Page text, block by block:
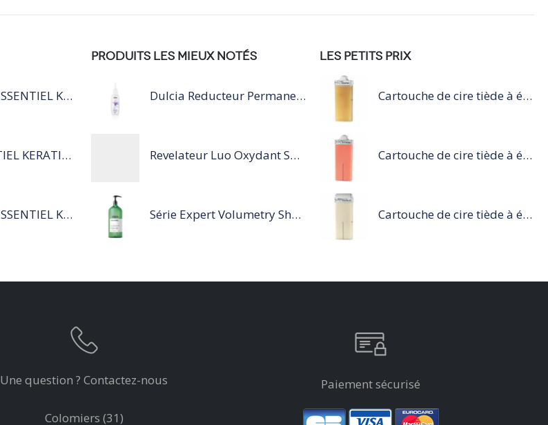
Shampooing ESSENTIEL KERATIN SILVER 250ML
Sérum ESSENTIEL KERATIN SENSITIVE 40 ML
Shampooing ESSENTIEL KERATIN SENSITIVE 1L
PRODUITS LES MIEUX NOTÉS
Dulcia Reducteur Permanente Cheveux Trés Sensibilisés
Revelateur Luo Oxydant Spécifique Coloration Luocolor
Série Expert Volumetry Shampoing
LES PETITS PRIX
Cartouche de cire tiède à épiler 100ml miel
Cartouche de cire tiède à épiler 100ml rose
Cartouche de cire tiède à épiler 100ml blanc
Une question ? Contactez-nous
Colomiers (31)
Paiement sécurisé